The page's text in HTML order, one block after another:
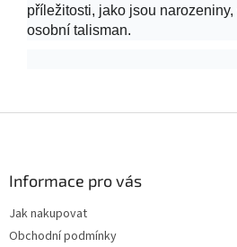
příležitosti, jako jsou
osobní talisman.
Informace pro vás
Jak nakupovat
Obchodní podmínky